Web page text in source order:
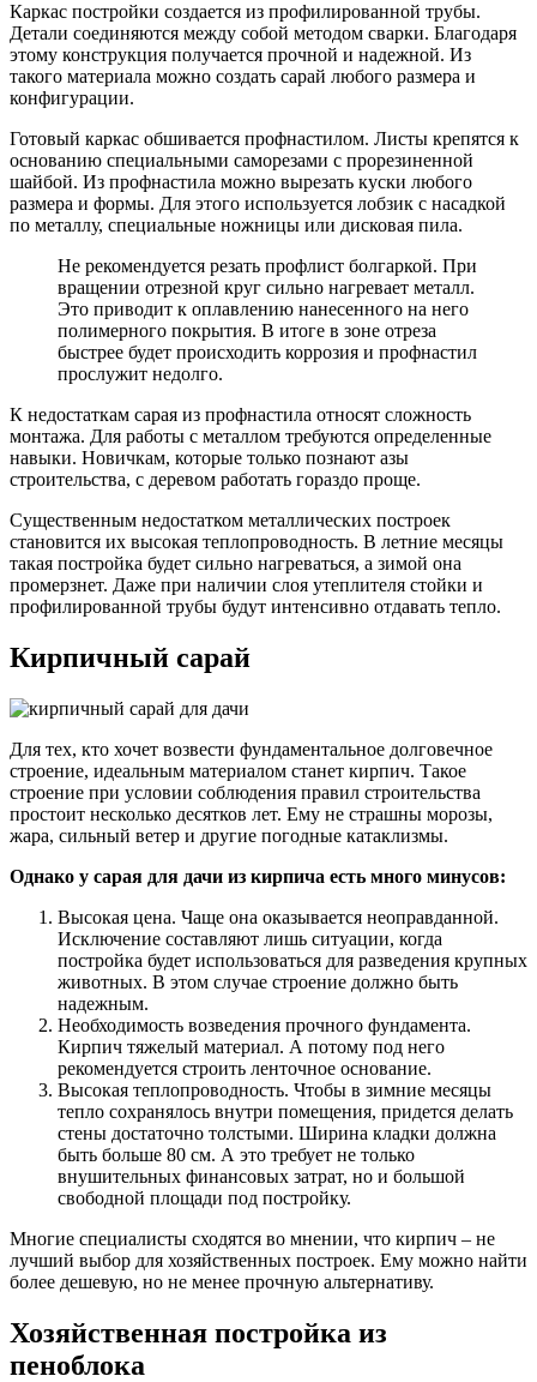
Каркас постройки создается из профилированной трубы.
Детали соединяются между собой методом сварки. Благодаря
этому конструкция получается прочной и надежной. Из
такого материала можно создать сарай любого размера и
конфигурации.
Готовый каркас обшивается профнастилом. Листы крепятся к
основанию специальными саморезами с прорезиненной
шайбой. Из профнастила можно вырезать куски любого
размера и формы. Для этого используется лобзик с насадкой
по металлу, специальные ножницы или дисковая пила.
Не рекомендуется резать профлист болгаркой. При
вращении отрезной круг сильно нагревает металл.
Это приводит к оплавлению нанесенного на него
полимерного покрытия. В итоге в зоне отреза
быстрее будет происходить коррозия и профнастил
прослужит недолго.
К недостаткам сарая из профнастила относят сложность
монтажа. Для работы с металлом требуются определенные
навыки. Новичкам, которые только познают азы
строительства, с деревом работать гораздо проще.
Существенным недостатком металлических построек
становится их высокая теплопроводность. В летние месяцы
такая постройка будет сильно нагреваться, а зимой она
промерзнет. Даже при наличии слоя утеплителя стойки и
профилированной трубы будут интенсивно отдавать тепло.
Кирпичный сарай
Для тех, кто хочет возвести фундаментальное долговечное
строение, идеальным материалом станет кирпич. Такое
строение при условии соблюдения правил строительства
простоит несколько десятков лет. Ему не страшны морозы,
жара, сильный ветер и другие погодные катаклизмы.
Однако у сарая для дачи из кирпича есть много минусов:
Высокая цена. Чаще она оказывается неоправданной.
Исключение составляют лишь ситуации, когда
постройка будет использоваться для разведения крупных
животных. В этом случае строение должно быть
надежным.
Необходимость возведения прочного фундамента.
Кирпич тяжелый материал. А потому под него
рекомендуется строить ленточное основание.
Высокая теплопроводность. Чтобы в зимние месяцы
тепло сохранялось внутри помещения, придется делать
стены достаточно толстыми. Ширина кладки должна
быть больше 80 см. А это требует не только
внушительных финансовых затрат, но и большой
свободной площади под постройку.
Многие специалисты сходятся во мнении, что кирпич – не
лучший выбор для хозяйственных построек. Ему можно найти
более дешевую, но не менее прочную альтернативу.
Хозяйственная постройка из
пеноблока